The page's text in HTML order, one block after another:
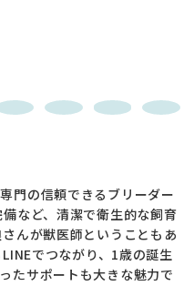
ります。前向きに購入を検
ておりませんので ご了承
するしないに関係なく 最
りをしてください🙇‍♀️
門の信頼できるブリーダー
など、清潔で衛生的な飼育
んが獣医師ということもあ
でつながり、1歳の誕生
たサポートも大きな魅力で